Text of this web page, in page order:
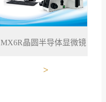
MX6R晶圆半导体显微镜
>